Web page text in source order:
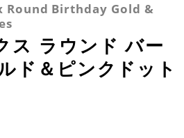
Round Birthday Gold &
ス ラウンド バー
ド＆ピンクドット